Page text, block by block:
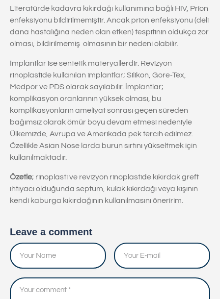
Literatürde kadavra kıkırdağı kullanımına bağlı HIV, Prion
enfeksiyonu bildirilmemiştir. Ancak prion enfeksiyonu (deli
dana hastalığına neden olan etken) tespitinin oldukça zor
olması, bildirilmemiş olmasının bir nedeni olabilir.
İmplantlar ise sentetik materyallerdir. Revizyon
rinoplastide kullanılan implantlar; Silikon, Gore-Tex,
Medpor ve PDS olarak sayılabilir. İmplantlar;
komplikasyon oranlarının yüksek olması, bu
komplikasyonların ameliyat sonrası geçen süreden
bağımsız olarak ömür boyu devam etmesi nedeniyle
Ülkemizde, Avrupa ve Amerikada pek tercih edilmez.
Özellikle Asian Nose larda burun sırtını yükseltmek için
kullanılmaktadır.
Özetle; rinoplasti ve revizyon rinoplastide kıkırdak greft
ihtiyacı olduğunda septum, kulak kıkırdağı veya kişinin
kendi kaburga kıkırdağının kullanılmasını öneririm.
Leave a comment